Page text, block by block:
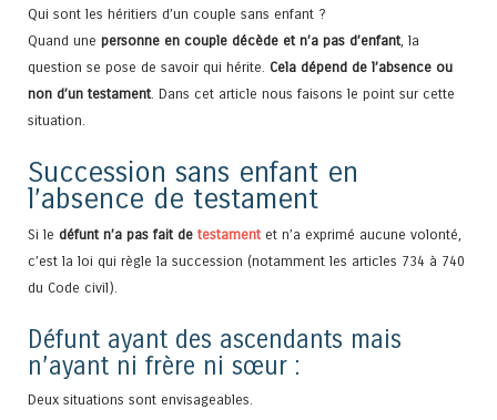
Qui sont les héritiers d’un couple sans enfant ?
Quand une personne en couple décède et n’a pas d’enfant, la
question se pose de savoir qui hérite. Cela dépend de l’absence ou
non d’un testament. Dans cet article nous faisons le point sur cette
situation.
Succession sans enfant en
l’absence de testament
Si le défunt n’a pas fait detestamentet n’a exprimé aucune volonté,
c’est la loi qui règle la succession (notamment les articles 734 à 740
du Code civil).
Défunt ayant des ascendants mais
n’ayant ni frère ni sœur :
Deux situations sont envisageables.